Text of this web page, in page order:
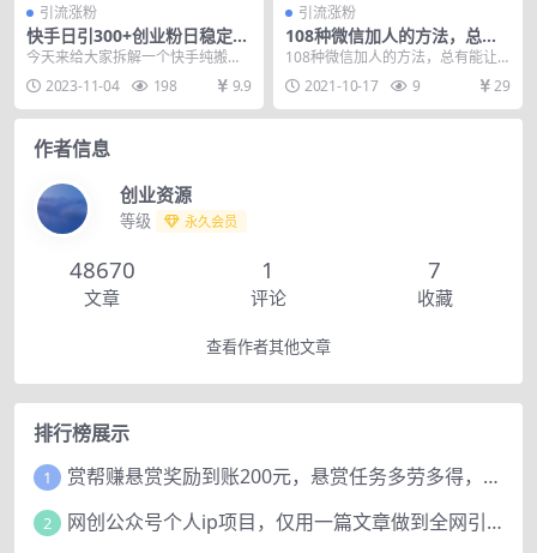
引流涨粉
快手日引300+创业粉日稳定变
现4000+无需原创纯搬运！
今天来给大家拆解一个快手纯搬运
的引流创业粉的方法，也是我们自
己在做的一个引流渠道...
2023-11-04 198 9.9
引流涨粉
108种微信加人的方法，总有
能让你引到流的
108种微信加人的方法，总有能让
你引到流的
2021-10-17 9 29
作者信息
创业资源
等级 永久会员
48670
文章
1
评论
7
收藏
查看作者其他文章
排行榜展示
1 赏帮赚悬赏奖励到账200元，悬赏任务多劳多得，人人可做。
2 网创公众号个人ip项目，仅用一篇文章做到全网引流！